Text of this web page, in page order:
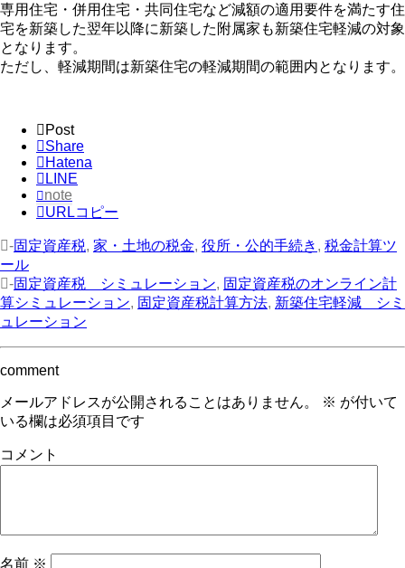
専用住宅・併用住宅・共同住宅など減額の適用要件を満たす住
宅を新築した翌年以降に新築した附属家も新築住宅軽減の対象
となります。
ただし、軽減期間は新築住宅の軽減期間の範囲内となります。
Post
Share
Hatena
LINE
note
URLコピー
-固定資産税, 家・土地の税金, 役所・公的手続き , 税金計算ツ
ール
-固定資産税 シミュレーション, 固定資産税のオンライン計
算シミュレーション, 固定資産税計算方法, 新築住宅軽減 シミ
ュレーション
comment
メールアドレスが公開されることはありません。 ※ が付いて
いる欄は必須項目です
コメント
名前 ※